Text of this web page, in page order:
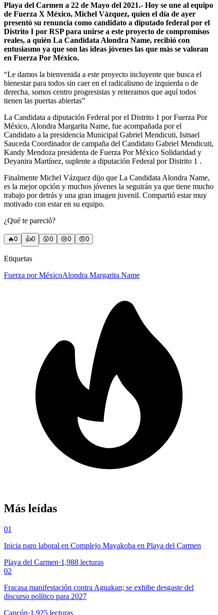
Playa del Carmen a 22 de Mayo del 2021.- Hoy se une al equipo
de Fuerza X México, Michel Vázquez, quien el día de ayer
presentó su renuncia como candidato a diputado federal por el
Distrito I por RSP para unirse a este proyecto de compromisos
reales, a quién La Candidata Alondra Name, recibió con
entusiasmo ya que son las ideas jóvenes las que más se valoran
en Fuerza Por México.
“Le damos la bienvenida a este proyecto incluyente que busca el
bienestar para todos sin caer en el radicalismo de izquierda o de
derecha, somos centro progresistas y reiteramos que aquí todos
tienen las puertas abiertas”
La Candidata a diputación Federal por el Distrito 1 por Fuerza Por
México, Alondra Margarita Name, fue acompañada por el
Candidato a la presidencia Municipal Gabriel Mendicuti, Ismael
Sauceda Coordinador de campaña del Candidato Gabriel Mendicuti,
Kandy Mendoza presidenta de Fuerza Por México Solidaridad y
Deyanira Martínez, suplente a diputación Federal por Distrito 1 .
Finalmente Michel Vázquez dijo que La Candidata Alondra Name,
es la mejor opción y muchos jóvenes la seguirán ya que tiene mucho
trabajo por detrás y una gran imagen juvenil. Compartió estar muy
motivado con estar en su equipo.
¿Qué te pareció?
🔥0 👍0 😲0 😢0 😠0
Etiquetas
Fuerza por MéxicoAlondra Margarita Name
Más leídas
01
Inicia paro laboral en Complejo Mayakoba en Playa del Carmen
Playa del Carmen·1,988 lecturas
02
Fracasa manifestación contra Aguakan; se exhibe desgaste del
discurso político para 2027
Cancún·1,925 lecturas